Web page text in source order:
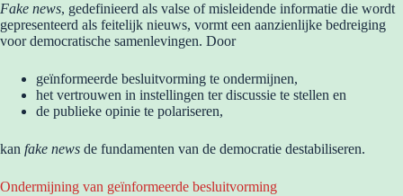
Fake news, gedefinieerd als valse of misleidende informatie die wordt
gepresenteerd als feitelijk nieuws, vormt een aanzienlijke bedreiging
voor democratische samenlevingen. Door
geïnformeerde besluitvorming te ondermijnen,
het vertrouwen in instellingen ter discussie te stellen en
de publieke opinie te polariseren,
kan fake news de fundamenten van de democratie destabiliseren.
Ondermijning van geïnformeerde besluitvorming